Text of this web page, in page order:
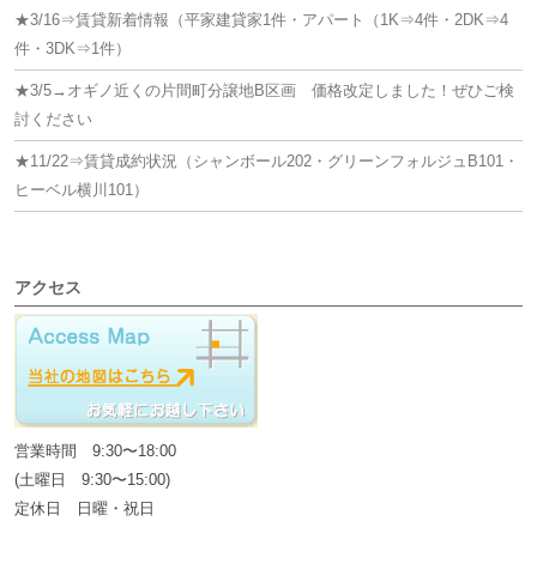
★3/16⇒賃貸新着情報（平家建貸家1件・アパート（1K⇒4件・2DK⇒4
件・3DK⇒1件）
★3/5→オギノ近くの片間町分譲地B区画 価格改定しました！ぜひご検
討ください
★11/22⇒賃貸成約状況（シャンボール202・グリーンフォルジュB101・
ヒーベル横川101）
アクセス
営業時間 9:30〜18:00
(土曜日 9:30〜15:00)
定休日 日曜・祝日